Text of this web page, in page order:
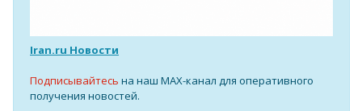
Iran.ru Новости
Подписывайтесь на наш MAX-канал для оперативного
получения новостей.